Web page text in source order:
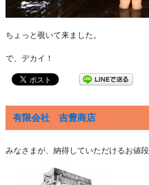
ちょっと覗いて来ました。
で、デカイ！
有限会社 吉豊商店
みなさまが、納得していただけるお値